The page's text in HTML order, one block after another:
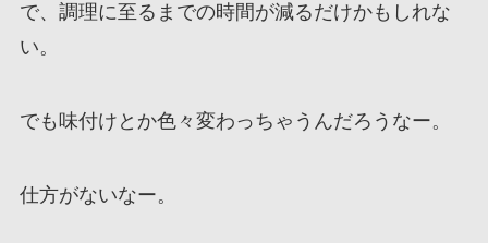
で、調理に至るまでの時間が減るだけかもしれな
い。
でも味付けとか色々変わっちゃうんだろうなー。
仕方がないなー。